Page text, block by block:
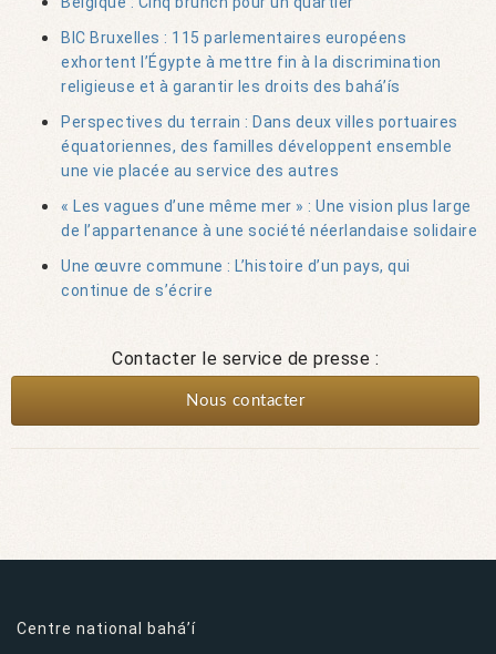
BIC Bruxelles : 115 parlementaires européens
exhortent l’Égypte à mettre fin à la discrimination
religieuse et à garantir les droits des bahá’ís
Perspectives du terrain : Dans deux villes portuaires
équatoriennes, des familles développent ensemble
une vie placée au service des autres
« Les vagues d’une même mer » : Une vision plus large
de l’appartenance à une société néerlandaise solidaire
Une œuvre commune : L’histoire d’un pays, qui
continue de s’écrire
Contacter le service de presse :
Nous contacter
Centre national bahá’í